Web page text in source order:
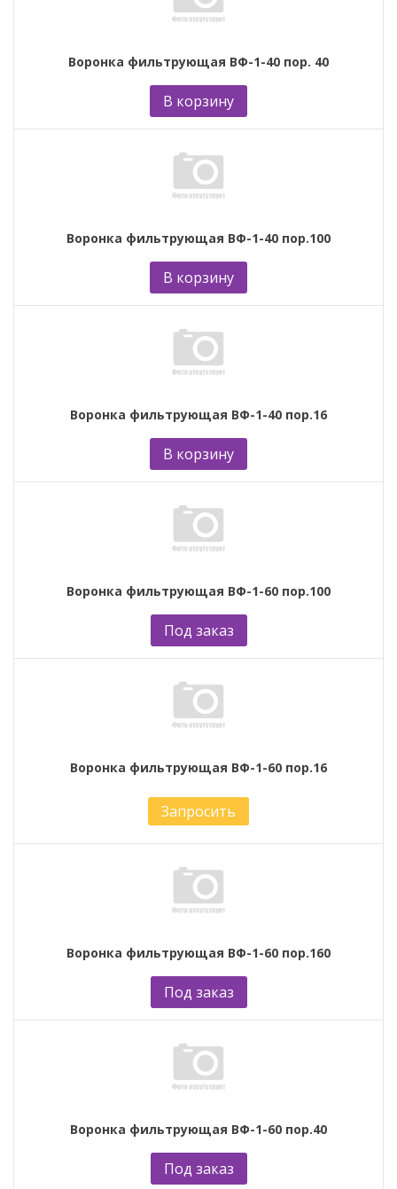
Воронка фильтрующая ВФ-1-40 пор. 40
В корзину
Воронка фильтрующая ВФ-1-40 пор.100
В корзину
Воронка фильтрующая ВФ-1-40 пор.16
В корзину
Воронка фильтрующая ВФ-1-60 пор.100
Под заказ
Воронка фильтрующая ВФ-1-60 пор.16
Запросить
Воронка фильтрующая ВФ-1-60 пор.160
Под заказ
Воронка фильтрующая ВФ-1-60 пор.40
Под заказ